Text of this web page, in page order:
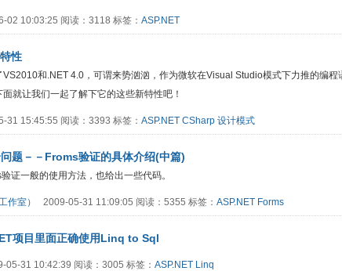
02 10:03:25 阅读：3118 标签： ASP.NET
性
VS2010和.NET 4.0，可谓来势汹汹，作为微软在Visual Studio模式下力推的编
就让我们一起了解下它的这些新特性吧！
31 15:45:55 阅读：3393 标签： ASP.NET CSharp 设计模式
题－－Froms验证的具体介绍(中篇)
证一般的使用方法，也给出一些代码。
作室） 2009-05-31 11:09:05 阅读：5355 标签： ASP.NET Forms
项目里面正确使用Linq to Sql
05-31 10:42:39 阅读：3005 标签： ASP.NET Linq